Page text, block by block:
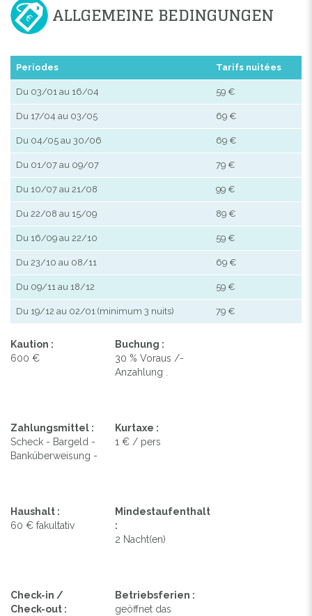
ALLGEMEINE BEDINGUNGEN
Periodes Tarifs nuitées
Du 03/01 au 16/04 59 €
Du 17/04 au 03/05 69 €
Du 04/05 au 30/06 69 €
Du 01/07 au 09/07 79 €
Du 10/07 au 21/08 99 €
Du 22/08 au 15/09 89 €
Du 16/09 au 22/10 59 €
Du 23/10 au 08/11 69 €
Du 09/11 au 18/12 59 €
Du 19/12 au 02/01 (minimum 3 nuits) 79 €
Kaution :
600 €
Buchung :
30 % Voraus /-
Anzahlung .
Zahlungsmittel :
Scheck - Bargeld -
Banküberweisung -
Kurtaxe :
1 € / pers
Haushalt :
60 € fakultativ
Mindestaufenthalt
:
2 Nacht(en)
Check-in /
Check-out :
Betriebsferien :
geöffnet das